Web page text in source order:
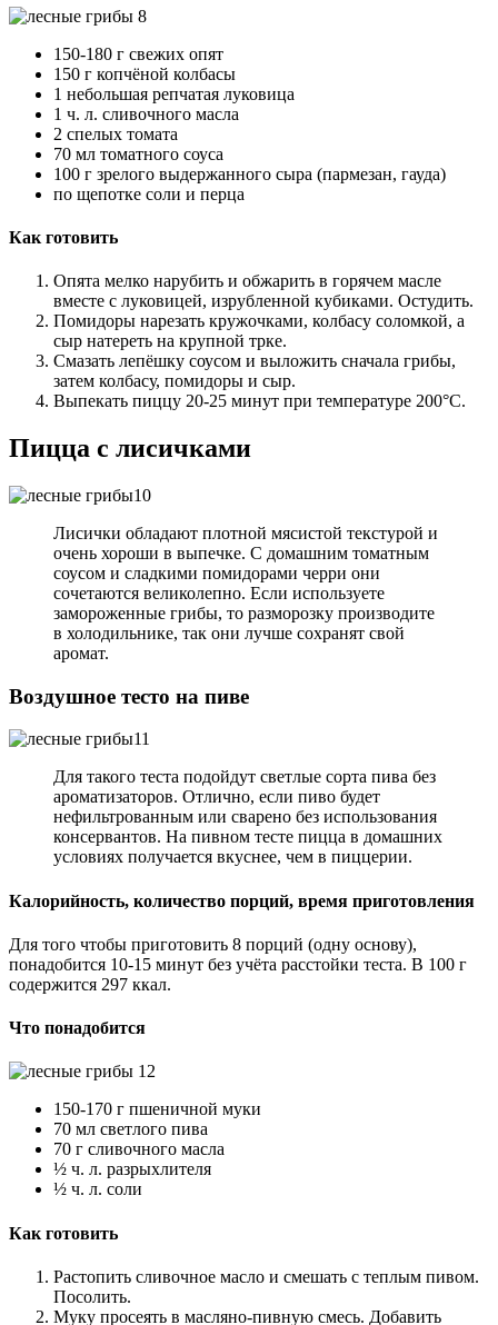
150-180 г свежих опят
150 г копчёной колбасы
1 небольшая репчатая луковица
1 ч. л. сливочного масла
2 спелых томата
70 мл томатного соуса
100 г зрелого выдержанного сыра (пармезан, гауда)
по щепотке соли и перца
Как готовить
Опята мелко нарубить и обжарить в горячем масле
вместе с луковицей, изрубленной кубиками. Остудить.
Помидоры нарезать кружочками, колбасу соломкой, а
сыр натереть на крупной трке.
Смазать лепёшку соусом и выложить сначала грибы,
затем колбасу, помидоры и сыр.
Выпекать пиццу 20-25 минут при температуре 200°С.
Пицца с лисичками
Лисички обладают плотной мясистой текстурой и
очень хороши в выпечке. С домашним томатным
соусом и сладкими помидорами черри они
сочетаются великолепно. Если используете
замороженные грибы, то разморозку производите
в холодильнике, так они лучше сохранят свой
аромат.
Воздушное тесто на пиве
Для такого теста подойдут светлые сорта пива без
ароматизаторов. Отлично, если пиво будет
нефильтрованным или сварено без использования
консервантов. На пивном тесте пицца в домашних
условиях получается вкуснее, чем в пиццерии.
Калорийность, количество порций, время приготовления
Для того чтобы приготовить 8 порций (одну основу),
понадобится 10-15 минут без учёта расстойки теста. В 100 г
содержится 297 ккал.
Что понадобится
150-170 г пшеничной муки
70 мл светлого пива
70 г сливочного масла
½ ч. л. разрыхлителя
½ ч. л. соли
Как готовить
Растопить сливочное масло и смешать с теплым пивом.
Посолить.
Муку просеять в масляно-пивную смесь. Добавить